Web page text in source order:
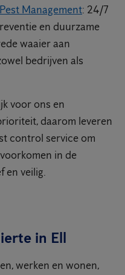
Management: 24/7
en duurzame
waaier aan
bedrijven als
voor ons en
daarom leveren
control service om
in de
en veilig.
in Ell
werken en wonen,